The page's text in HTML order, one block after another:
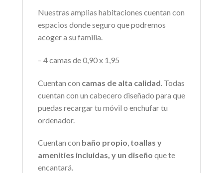
Nuestras amplias habitaciones cuentan con
espacios donde seguro que podremos
acoger a su familia.
– 4 camas de 0,90 x 1,95
Cuentan con camas de alta calidad . Todas
cuentan con un cabecero diseñado para que
puedas recargar tu móvil o enchufar tu
ordenador.
Cuentan con baño propio, toallas y
amenities incluidas, y un diseño que te
encantará.